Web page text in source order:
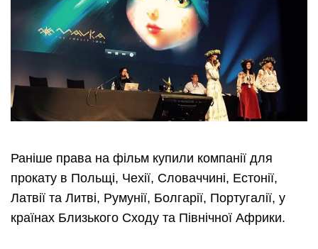
Раніше права на фільм купили компанії для
прокату в Польщі, Чехії, Словаччині, Естонії,
Латвії та Литві, Румунії, Болгарії, Португалії, у
країнах Близького Сходу та Північної Африки.